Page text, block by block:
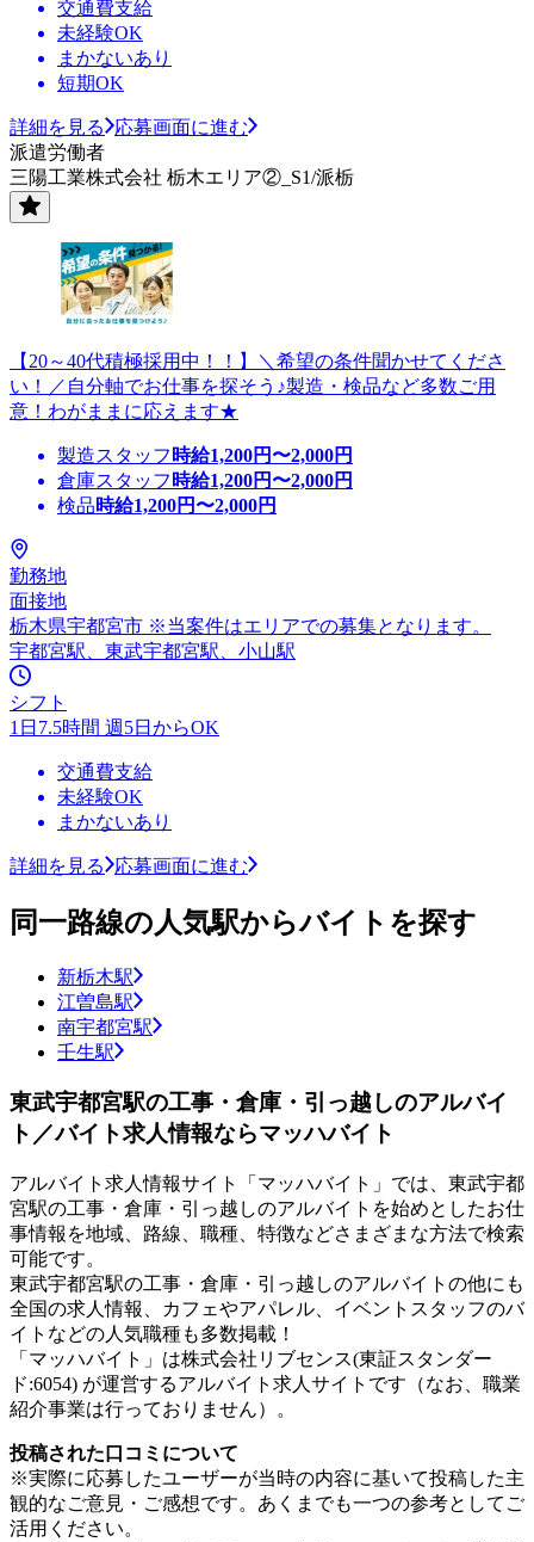
交通費支給
未経験OK
まかないあり
短期OK
詳細を見る
応募画面に進む
派遣労働者
三陽工業株式会社 栃木エリア②_S1/派栃
【20～40代積極採用中！！】＼希望の条件聞かせてくださ
い！／自分軸でお仕事を探そう♪製造・検品など多数ご用
意！わがままに応えます★
製造スタッフ 時給1,200円〜2,000円
倉庫スタッフ 時給1,200円〜2,000円
検品時給1,200円〜2,000円
勤務地
面接地
栃木県宇都宮市 ※当案件はエリアでの募集となります。
宇都宮駅、東武宇都宮駅、小山駅
シフト
1日7.5時間 週5日からOK
交通費支給
未経験OK
まかないあり
詳細を見る 応募画面に進む
同一路線の人気駅からバイトを探す
新栃木駅
江曽島駅
南宇都宮駅
壬生駅
東武宇都宮駅の工事・倉庫・引っ越しのアルバイ
ト／バイト求人情報ならマッハバイト
アルバイト求人情報サイト「マッハバイト」では、東武宇都
宮駅の工事・倉庫・引っ越しのアルバイトを始めとしたお仕
事情報を地域、路線、職種、特徴などさまざまな方法で検索
可能です。
東武宇都宮駅の工事・倉庫・引っ越しのアルバイトの他にも
全国の求人情報、カフェやアパレル、イベントスタッフのバ
イトなどの人気職種も多数掲載！
「マッハバイト」は株式会社リブセンス(東証スタンダー
ド:6054) が運営するアルバイト求人サイトです（なお、職業
紹介事業は行っておりません）。
投稿された口コミについて
※実際に応募したユーザーが当時の内容に基いて投稿した主
観的なご意見・ご感想です。あくまでも一つの参考としてご
活用ください。